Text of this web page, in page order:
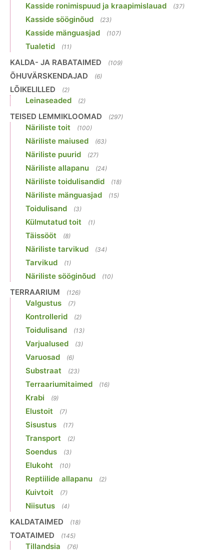
Kasside ronimispuud ja kraapimislauad (37)
Kasside sööginõud (23)
Kasside mänguasjad (107)
Tualetid (11)
KALDA- JA RABATAIMED (109)
ÕHUVÄRSKENDAJAD (6)
LÕIKELILLED (2)
Leinaseaded (2)
TEISED LEMMIKLOOMAD (297)
Näriliste toit (100)
Näriliste maiused (63)
Näriliste puurid (27)
Näriliste allapanu (24)
Näriliste toidulisandid (18)
Näriliste mänguasjad (15)
Toidulisand (3)
Külmutatud toit (1)
Täissööt (8)
Näriliste tarvikud (34)
Tarvikud (1)
Näriliste sööginõud (10)
TERRAARIUM (126)
Valgustus (7)
Kontrollerid (2)
Toidulisand (13)
Varjualused (3)
Varuosad (6)
Substraat (23)
Terraariumitaimed (16)
Krabi (9)
Elustoit (7)
Sisustus (17)
Transport (2)
Soendus (3)
Elukoht (10)
Reptiilide allapanu (2)
Kuivtoit (7)
Niisutus (4)
KALDATAIMED (18)
TOATAIMED (145)
Tillandsia (76)